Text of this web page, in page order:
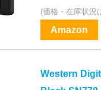
(価格・在庫状況
Amazon
Western